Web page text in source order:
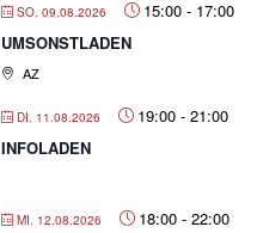
SO. 09.08.2026 15:00 - 17:00
UMSONSTLADEN
AZ
DI. 11.08.2026 19:00 - 21:00
INFOLADEN
MI. 12.08.2026 18:00 - 22:00